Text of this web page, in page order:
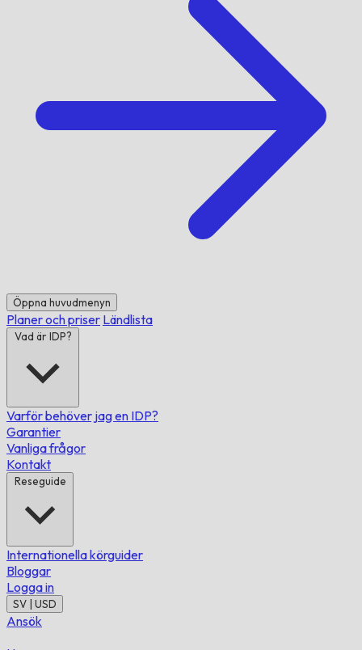
Öppna huvudmenyn
Planer och priser Ländlista
Vad är IDP?
Varför behöver jag en IDP?
Garantier
Vanliga frågor
Kontakt
Reseguide
Internationella körguider
Bloggar
Logga in
SV | USD
Ansök